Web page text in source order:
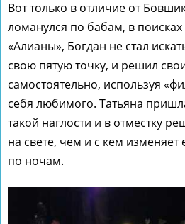
Вот только в отличие от
ломанулся по бабам, в
«Алианы», Богдан не стал
свою пятую точку, и решил
самостоятельно, используя
себя любимого. Татьяна
такой наглости и в отместку
на свете, чем и с кем
по ночам.